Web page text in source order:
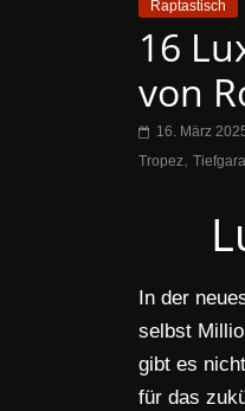
Raptastisch
16
von
16. März
Tropez,
In der
selbst
gibt es
für das